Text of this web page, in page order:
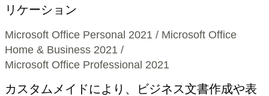
リケーション
Microsoft Office Personal 2021 / Microsoft Office
Home & Business 2021 /
Microsoft Office Professional 2021
カスタムメイドにより、ビジネス文書作成や表